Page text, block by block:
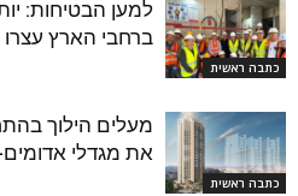
כתבה ראשית
ברחבי הארץ
כתבה ראשית
מעלים הילוך
את מגדלי